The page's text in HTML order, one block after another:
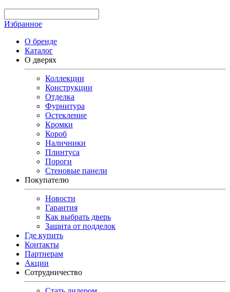
Избранное
О бренде
Каталог
О дверях
Коллекции
Конструкции
Отделка
Фурнитура
Остекление
Кромки
Короб
Наличники
Плинтуса
Пороги
Стеновые панели
Покупателю
Новости
Гарантия
Как выбрать дверь
Защита от подделок
Где купить
Контакты
Партнерам
Акции
Сотрудничество